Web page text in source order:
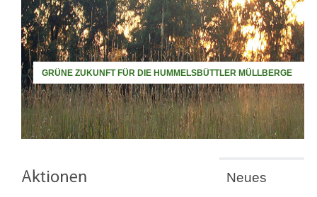
GRÜNE ZUKUNFT FÜR DIE HUMMELSBÜTTLER MÜLLBERGE
Neues